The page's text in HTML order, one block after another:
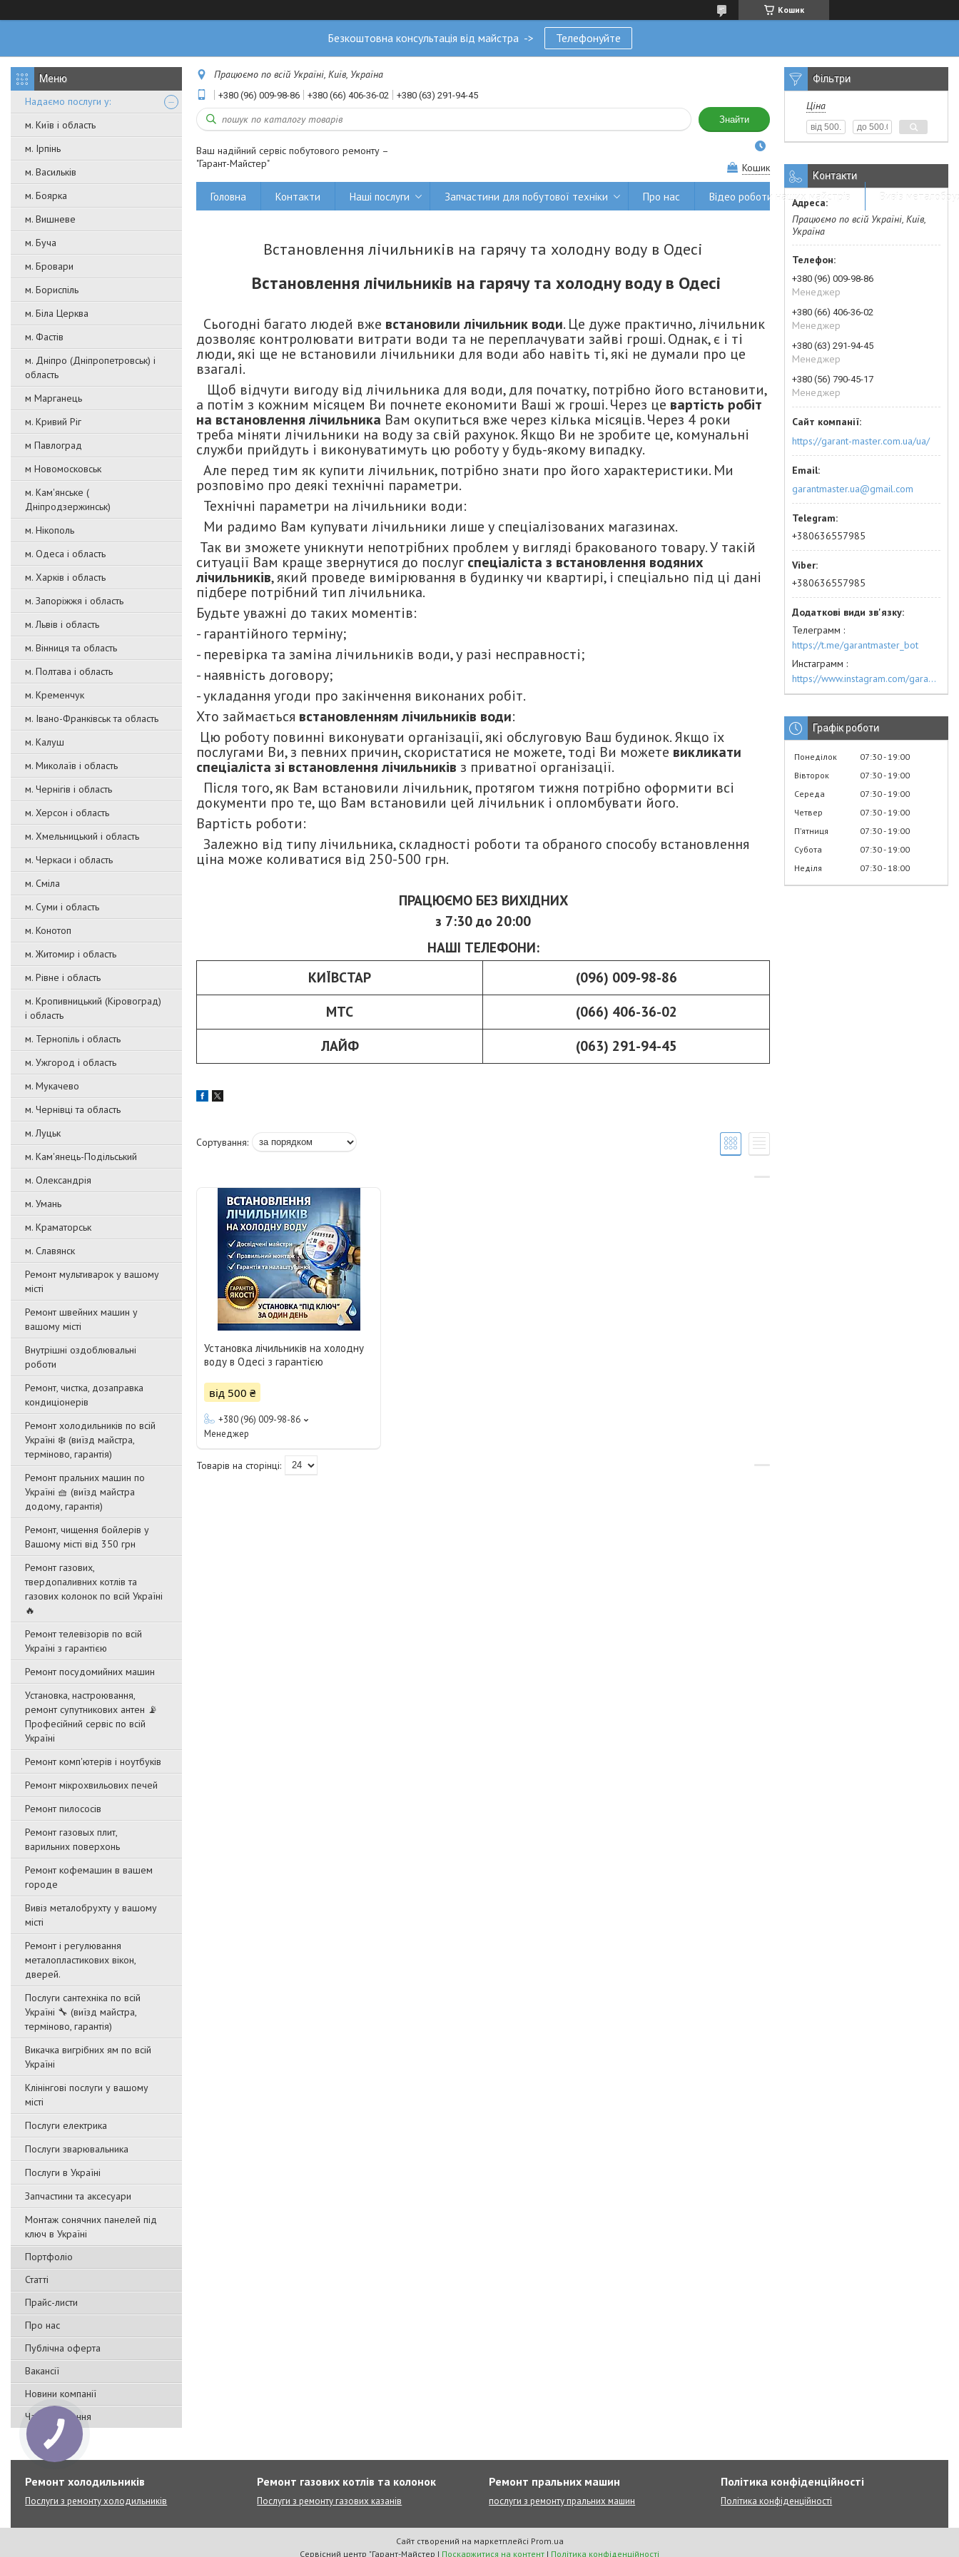
Кошик
Безкоштовна консультація від майстра -> Телефонуйте
Надаємо послуги у:
м. Київ і область
м. Ірпінь
м. Васильків
м. Боярка
м. Вишневе
м. Буча
м. Бровари
м. Бориспіль
м. Біла Церква
м. Фастів
м. Дніпро (Дніпропетровськ) і
область
м Марганець
м. Кривий Ріг
м Павлоград
м Новомосковськ
м. Кам'янське (
Дніпродзержинськ)
м. Нікополь
м. Одеса і область
м. Харків і область
м. Запоріжжя і область
м. Львів і область
м. Вінниця та область
м. Полтава і область
м. Кременчук
м. Івано-Франківськ та область
м. Калуш
м. Миколаїв і область
м. Чернігів і область
м. Херсон і область
м. Хмельницький і область
м. Черкаси і область
м. Сміла
м. Суми і область
м. Конотоп
м. Житомир і область
м. Рівне і область
м. Кропивницький (Кіровоград)
і область
м. Тернопіль і область
м. Ужгород і область
м. Мукачево
м. Чернівці та область
м. Луцьк
м. Кам'янець-Подільський
м. Олександрія
м. Умань
м. Краматорськ
м. Славянск
Ремонт мультиварок у вашому
місті
Ремонт швейних машин у
вашому місті
Внутрішні оздоблювальні
роботи
Ремонт, чистка, дозаправка
кондиціонерів
Ремонт холодильників по всій
Україні ❄️ (виїзд майстра,
терміново, гарантія)
Ремонт пральних машин по
Україні 🧺 (виїзд майстра
додому, гарантія)
Ремонт, чищення бойлерів у
Вашому місті від 350 грн
Ремонт газових,
твердопаливних котлів та
газових колонок по всій Україні
🔥
Ремонт телевізорів по всій
Україні з гарантією
Ремонт посудомийних машин
Установка, настроювання,
ремонт супутникових антен 📡
Професійний сервіс по всій
Україні
Ремонт комп'ютерів і ноутбуків
Ремонт мікрохвильових печей
Ремонт пилососів
Ремонт газовых плит,
варильних поверхонь
Ремонт кофемашин в вашем
городе
Вивіз металобрухту у вашому
місті
Ремонт і регулювання
металопластикових вікон,
дверей.
Послуги сантехніка по всій
Україні 🔧 (виїзд майстра,
терміново, гарантія)
Викачка вигрібних ям по всій
Україні
Клінінгові послуги у вашому
місті
Послуги електрика
Послуги зварювальника
Послуги в Україні
Запчастини та аксесуари
Монтаж сонячних панелей під
ключ в Україні
Портфоліо
Статті
Прайс-листи
Про нас
Публічна оферта
Вакансії
Новини компанії
Часті запитання
Працюємо по всій Україні, Київ, Україна
+380 (96) 009-98-86 +380 (66) 406-36-02 +380 (63) 291-94-45
Знайти
Ваш надійний сервіс побутового ремонту –
"Гарант-Майстер"
Кошик
Головна Контакти Наші послуги Запчастини для побутової техніки Про нас Відео роботи наших майстрів Вивіз
Встановлення лічильників на гарячу та холодну воду в Одесі
Встановлення лічильників на гарячу та холодну воду в Одесі
Сьогодні багато людей вже встановили лічильник води. Це дуже практично, лічильник
дозволяє контролювати витрати води та не переплачувати зайві гроші. Однак, є і ті
люди, які ще не встановили лічильники для води або навіть ті, які не думали про це
взагалі.
Щоб відчути вигоду від лічильника для води, для початку, потрібно його встановити,
а потім з кожним місяцем Ви почнете економити Ваші ж гроші. Через це вартість робіт
на встановлення лічильника Вам окупиться вже через кілька місяців. Через 4 роки
треба міняти лічильники на воду за свій рахунок. Якщо Ви не зробите це, комунальні
служби прийдуть і виконуватимуть цю роботу у будь-якому випадку.
Але перед тим як купити лічильник, потрібно знати про його характеристики. Ми
розповімо про деякі технічні параметри.
Технічні параметри на лічильники води:
Ми радимо Вам купувати лічильники лише у спеціалізованих магазинах.
Так ви зможете уникнути непотрібних проблем у вигляді бракованого товару. У такій
ситуації Вам краще звернутися до послуг спеціаліста з встановлення водяних
лічильників, який проведе вимірювання в будинку чи квартирі, і спеціально під ці дані
підбере потрібний тип лічильника.
Будьте уважні до таких моментів:
- гарантійного терміну;
- перевірка та заміна лічильників води, у разі несправності;
- наявність договору;
- укладання угоди про закінчення виконаних робіт.
Хто займається встановленням лічильників води:
Цю роботу повинні виконувати організації, які обслуговую Ваш будинок. Якщо їх
послугами Ви, з певних причин, скористатися не можете, тоді Ви можете викликати
спеціаліста зі встановлення лічильників з приватної організації.
Після того, як Вам встановили лічильник, протягом тижня потрібно оформити всі
документи про те, що Вам встановили цей лічильник і опломбувати його.
Вартість роботи:
Залежно від типу лічильника, складності роботи та обраного способу встановлення
ціна може коливатися від 250-500 грн.
ПРАЦЮЄМО БЕЗ ВИХІДНИХ
з 7:30 до 20:00
НАШІ ТЕЛЕФОНИ:
КИЇВСТАР
(096) 009-98-86
МТС
(066) 406-36-02
ЛАЙФ
(063) 291-94-45
Установка лічильників на холодну
воду в Одесі з гарантією
від 500 ₴
+380 (96) 009-98-86
Менеджер
Фільтри
Ціна
Контакти
Працюємо по всій Україні, Київ,
Україна
+380 (96) 009-98-86
Менеджер
+380 (66) 406-36-02
Менеджер
+380 (63) 291-94-45
Менеджер
+380 (56) 790-45-17
Менеджер
https://garant-master.com.ua/ua/
garantmaster.ua@gmail.com
+380636557985
+380636557985
Телеграмм
https://t.me/garantmaster_bot
Инстаграмм
https://www.instagram.com/garantmaster.ua/
Графік роботи
Понеділок 07:30 19:00
Вівторок
07:30 19:00
Середа
07:30 19:00
Четвер
07:30 19:00
Пʼятниця
07:30 19:00
Субота
07:30 19:00
Неділя
07:30 18:00
Ремонт холодильників
Послуги з ремонту холодильників
Ремонт газових котлів та колонок
Послуги з ремонту газових казанів
Ремонт пральних машин
послуги з ремонту пральних машин
Політика конфіденційності
Політика конфіденційності
Сайт створений на маркетплейсі Prom.ua
Сервісний центр "Гарант-Майстер | Поскаржитися на контент | Політика конфіденційності